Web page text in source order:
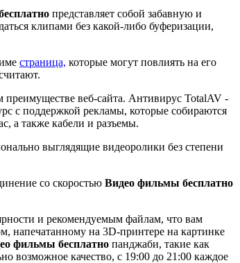
представляет собой забавную и
клипами без какой-либо буферизации,
страница, которые могут повлиять на его
преимуществе веб-сайта. Антивирус TotalAV -
с поддержкой рекламы, которые собираются
а также кабели и разъемы.
выглядящие видеоролики без степени
со скоростью Видео фильмы бесплатно
и рекомендуемым файлам, что вам
напечатанному на 3D-принтере на картинке
фильмы бесплатно панджаби, такие как
возможное качество, с 19:00 до 21:00 каждое